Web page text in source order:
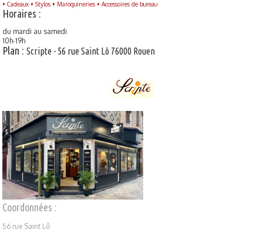
•Cadeaux •Stylos • Maroquineries •Accessoires de bureau
Horaires :
du mardi au samedi
10h-19h
Plan :Scripte - 56 rue Saint Lô 76000 Rouen
Coordonnées :
56 rue Saint Lô